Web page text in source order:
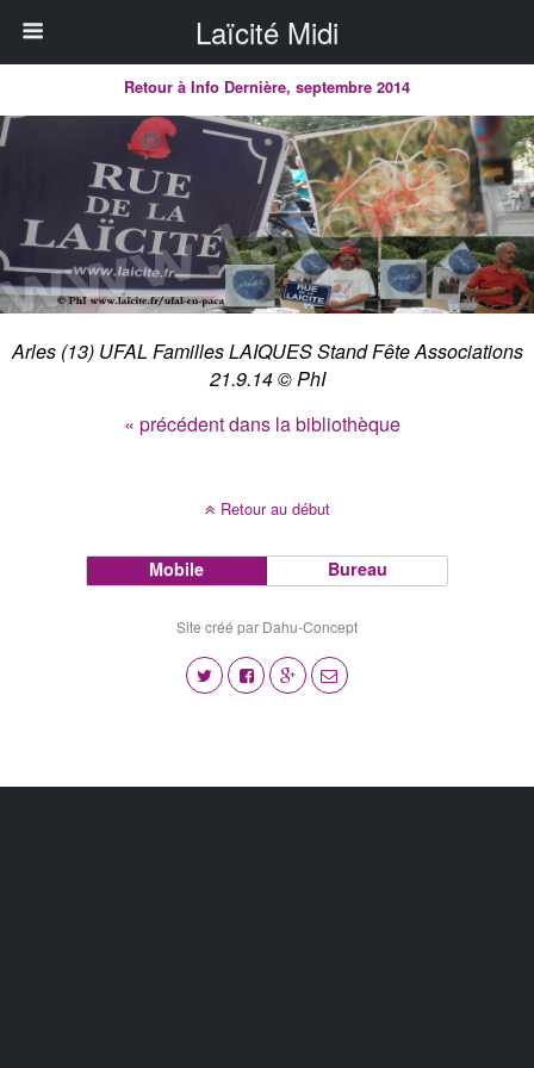
Laïcité Midi
Retour à Info Dernière, septembre 2014
Arles (13) UFAL Familles LAIQUES Stand Fête Associations
21.9.14 © PhI
« précédent dans la bibliothèque
Retour au début
Mobile Bureau
Site créé par Dahu-Concept